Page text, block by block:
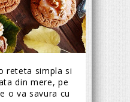
reteta simpla si
din mere, pe
o va savura cu